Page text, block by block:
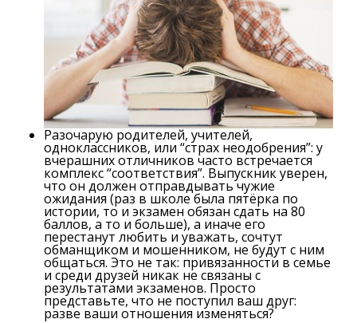
Разочарую родителей, учителей,
одноклассников, или “страх неодобрения”: у
вчерашних отличников часто встречается
комплекс “соответствия”. Выпускник уверен,
что он должен отправдывать чужие
ожидания (раз в школе была пятёрка по
истории, то и экзамен обязан сдать на 80
баллов, а то и больше), а иначе его
перестанут любить и уважать, сочтут
обманщиком и мошенником, не будут с ним
общаться. Это не так: привязанности в семье
и среди друзей никак не связаны с
результатами экзаменов. Просто
представьте, что не поступил ваш друг:
разве ваши отношения изменяться?